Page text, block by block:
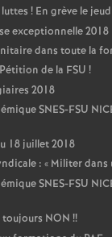
! En grève le
exceptionnelle 2018
dans toute la
de la FSU !
2018
SNES-FSU
18 juillet 2018
: « Militer dans
SNES-FSU
toujours NON !!